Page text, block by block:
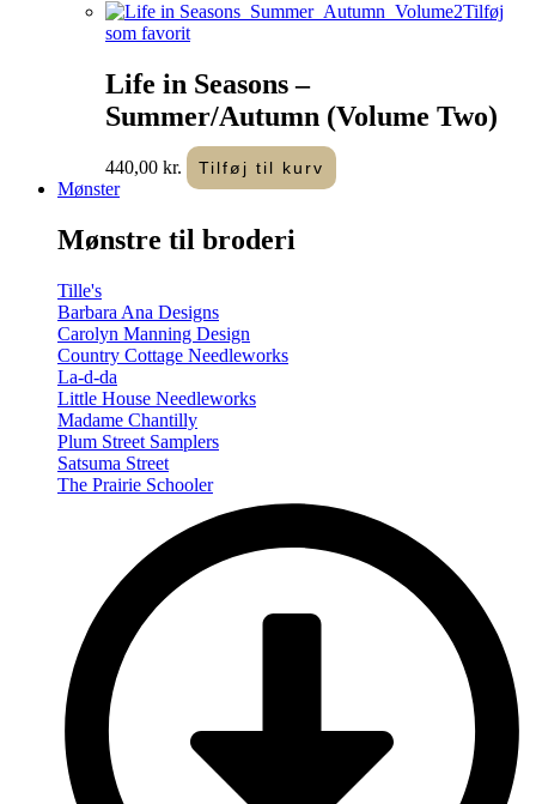
Tilføj
som favorit
Life in Seasons –
Summer/Autumn (Volume Two)
440,00 kr. Tilføj til kurv
Mønster
Mønstre til broderi
Tille's
Barbara Ana Designs
Carolyn Manning Design
Country Cottage Needleworks
La-d-da
Little House Needleworks
Madame Chantilly
Plum Street Samplers
Satsuma Street
The Prairie Schooler